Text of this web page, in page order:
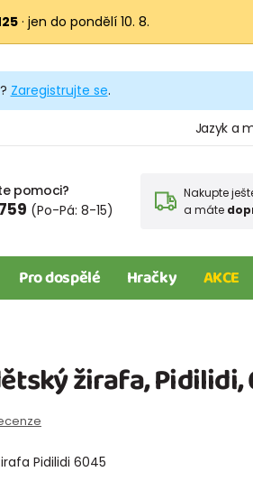
· jen do pondělí 10. 8.
Zaregistrujte se.
Jazyk a
pomoci?
(Po-Pá: 8-15)
Nakupte
a máte
Pro dospělé Hračky AKCE
žirafa, Pidilidi,
Pidilidi 6045